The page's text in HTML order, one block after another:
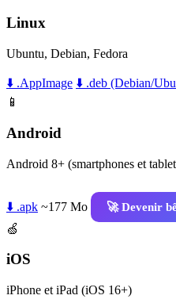
Linux
Ubuntu, Debian, Fedora
⬇️ .AppImage ⬇️ .deb (Debian/
📱
Android
Android 8+ (smartphones et
⬇️ .apk ~177 Mo
🚀 Devenir
🍏
iOS
iPhone et iPad (iOS 16+)